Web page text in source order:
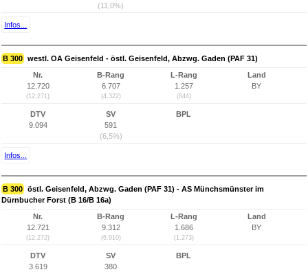
(11,0%)
Infos...
B 300 westl. OA Geisenfeld - östl. Geisenfeld, Abzwg. Gaden (PAF 31)
Nr.
12.720
(12.271)
B-Rang
6.707
(4.322)
L-Rang
1.257
(844)
Land
BY
DTV
9.094
SV
591
(6,5%)
BPL
Infos...
B 300 östl. Geisenfeld, Abzwg. Gaden (PAF 31) - AS Münchsmünster im
Dürnbucher Forst (B 16/B 16a)
Nr.
12.721
(12.272)
B-Rang
9.312
(6.910)
L-Rang
1.686
(1.273)
Land
BY
DTV
3.619
SV
380
BPL